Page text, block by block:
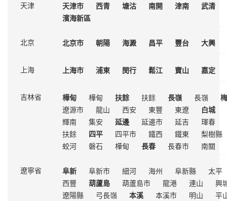
天津 天津市 西青 塘沽 南開 津南
武清
濱海新區
北京 北京市 朝陽 海澱 昌平 豐台 大興
上海 上海市 浦東 閔行 鬆江 寶山 嘉定
吉林省 樺甸 樺甸 扶餘 扶餘 長嶺 長嶺
遼源市
龍山 西安 東豐 東遼
白城
輝南
集安 延邊 延邊市 延吉
琿春
扶餘
四平 四平市 鐵西 鐵東
梨樹縣
蛟河
磐石 樺甸 長春 長春市 南關
遼寧省 阜新 阜新市 細河 海州 阜新縣
太平
西豐
葫蘆島 葫蘆島市 龍港 連山
興
遼陽縣
弓長嶺 本溪 本溪市 明山
平